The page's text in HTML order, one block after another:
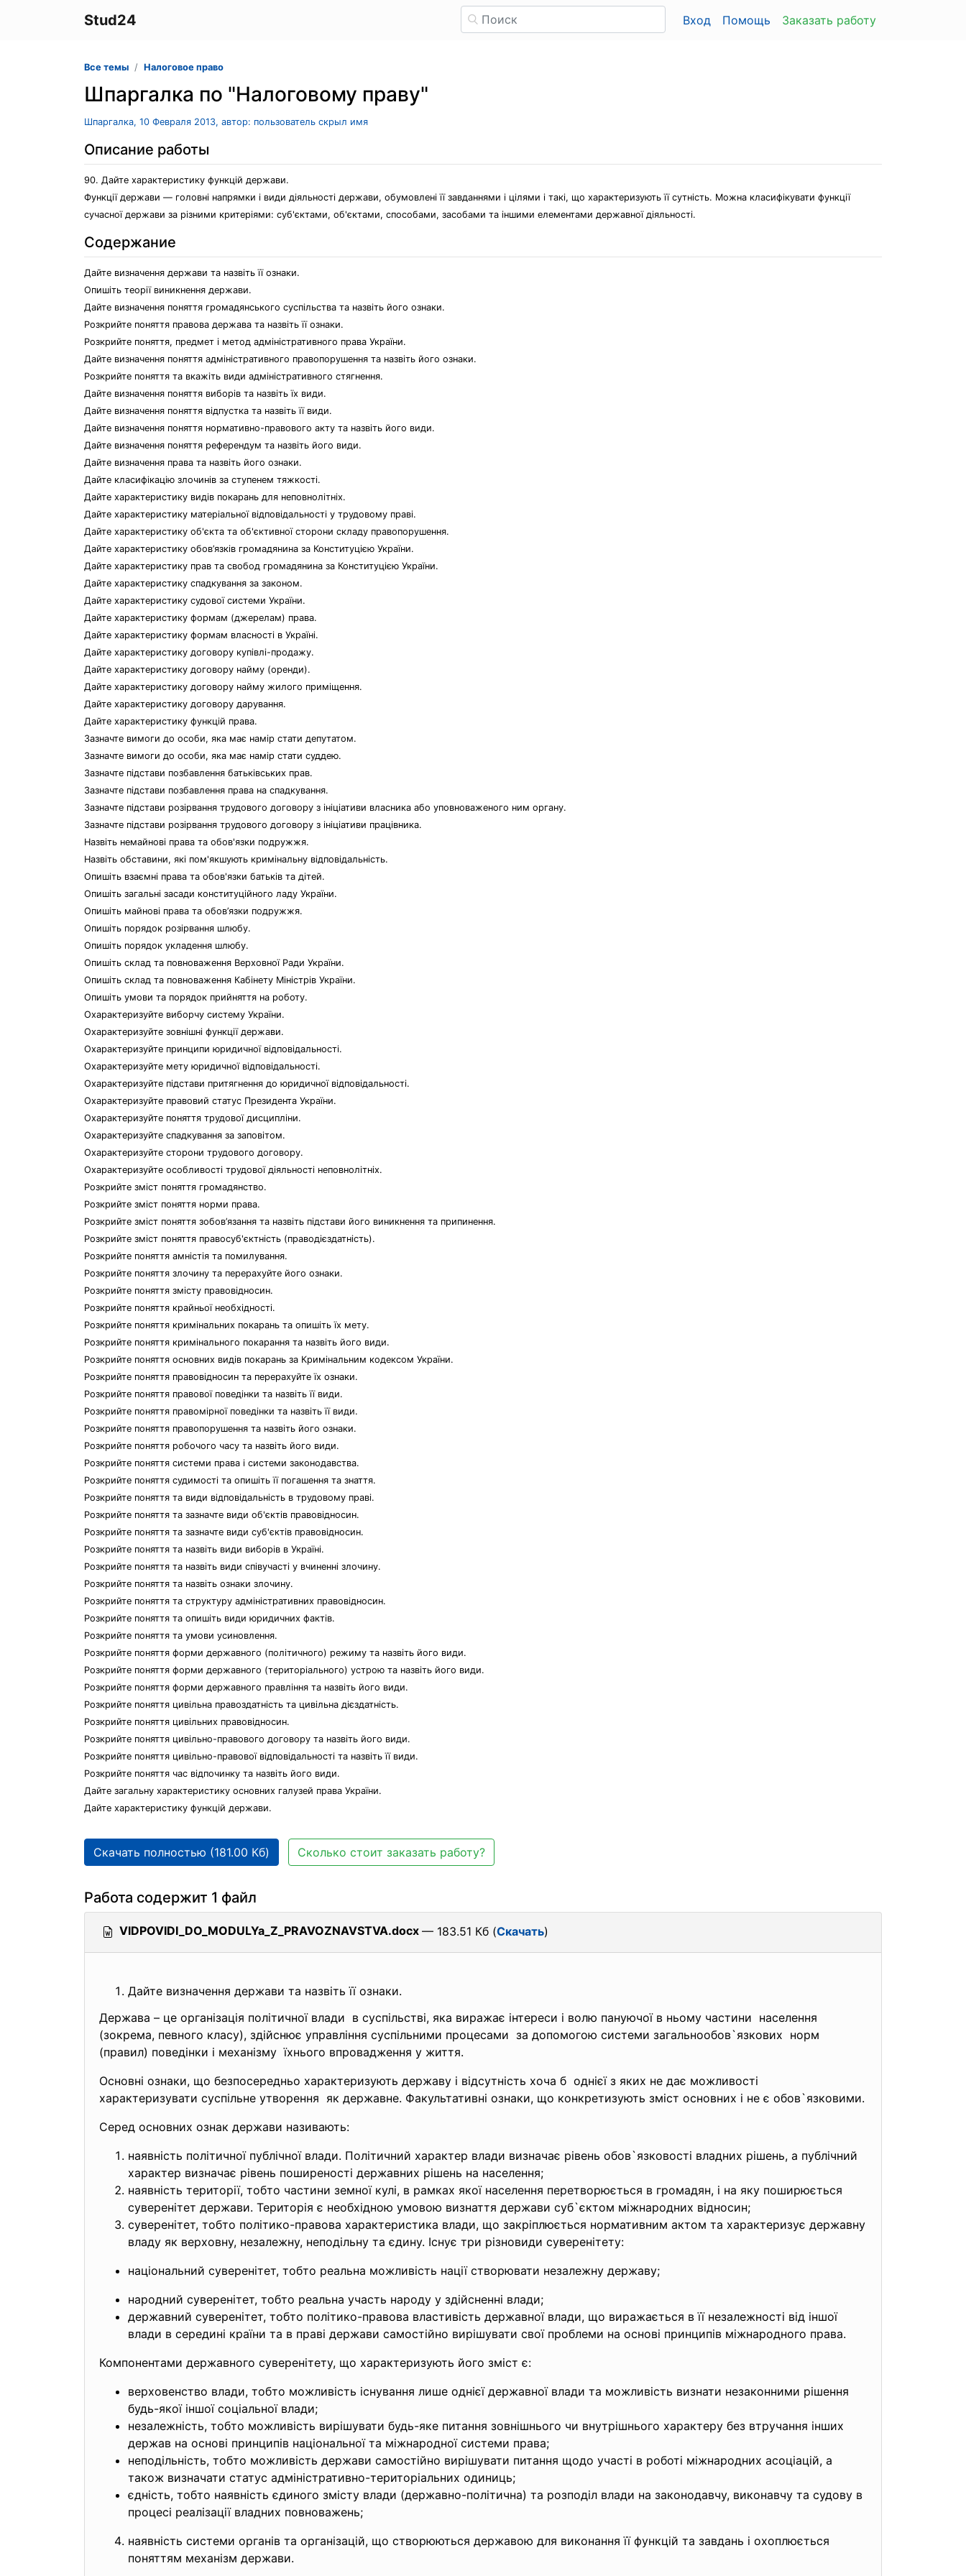
Stud24 Вход Помощь Заказать работу
Все темы Налоговое право
Шпаргалка по "Налоговому праву"
Шпаргалка, 10 Февраля 2013, автор: пользователь скрыл имя
Описание работы
90. Дайте характеристику функцій держави.
Функції держави — головні напрямки і види діяльності держави, обумовлені її завданнями і цілями і такі, що характеризують її сутність. Можна класифікувати функції
сучасної держави за різними критеріями: суб'єктами, об'єктами, способами, засобами та іншими елементами державної діяльності.
Содержание
Дайте визначення держави та назвіть її ознаки.
Опишіть теорії виникнення держави.
Дайте визначення поняття громадянського суспільства та назвіть його ознаки.
Розкрийте поняття правова держава та назвіть її ознаки.
Розкрийте поняття, предмет і метод адміністративного права України.
Дайте визначення поняття адміністративного правопорушення та назвіть його ознаки.
Розкрийте поняття та вкажіть види адміністративного стягнення.
Дайте визначення поняття виборів та назвіть їх види.
Дайте визначення поняття відпустка та назвіть її види.
Дайте визначення поняття нормативно-правового акту та назвіть його види.
Дайте визначення поняття референдум та назвіть його види.
Дайте визначення права та назвіть його ознаки.
Дайте класифікацію злочинів за ступенем тяжкості.
Дайте характеристику видів покарань для неповнолітніх.
Дайте характеристику матеріальної відповідальності у трудовому праві.
Дайте характеристику об'єкта та об'єктивної сторони складу правопорушення.
Дайте характеристику обов’язків громадянина за Конституцією України.
Дайте характеристику прав та свобод громадянина за Конституцією України.
Дайте характеристику спадкування за законом.
Дайте характеристику судової системи України.
Дайте характеристику формам (джерелам) права.
Дайте характеристику формам власності в Україні.
Дайте характеристику договору купівлі-продажу.
Дайте характеристику договору найму (оренди).
Дайте характеристику договору найму жилого приміщення.
Дайте характеристику договору дарування.
Дайте характеристику функцій права.
Зазначте вимоги до особи, яка має намір стати депутатом.
Зазначте вимоги до особи, яка має намір стати суддею.
Зазначте підстави позбавлення батьківських прав.
Зазначте підстави позбавлення права на спадкування.
Зазначте підстави розірвання трудового договору з ініціативи власника або уповноваженого ним органу.
Зазначте підстави розірвання трудового договору з ініціативи працівника.
Назвіть немайнові права та обов'язки подружжя.
Назвіть обставини, які пом'якшують кримінальну відповідальність.
Опишіть взаємні права та обов'язки батьків та дітей.
Опишіть загальні засади конституційного ладу України.
Опишіть майнові права та обов’язки подружжя.
Опишіть порядок розірвання шлюбу.
Опишіть порядок укладення шлюбу.
Опишіть склад та повноваження Верховної Ради України.
Опишіть склад та повноваження Кабінету Міністрів України.
Опишіть умови та порядок прийняття на роботу.
Охарактеризуйте виборчу систему України.
Охарактеризуйте зовнішні функції держави.
Охарактеризуйте принципи юридичної відповідальності.
Охарактеризуйте мету юридичної відповідальності.
Охарактеризуйте підстави притягнення до юридичної відповідальності.
Охарактеризуйте правовий статус Президента України.
Охарактеризуйте поняття трудової дисципліни.
Охарактеризуйте спадкування за заповітом.
Охарактеризуйте сторони трудового договору.
Охарактеризуйте особливості трудової діяльності неповнолітніх.
Розкрийте зміст поняття громадянство.
Розкрийте зміст поняття норми права.
Розкрийте зміст поняття зобов’язання та назвіть підстави його виникнення та припинення.
Розкрийте зміст поняття правосуб'єктність (праводієздатність).
Розкрийте поняття амністія та помилування.
Розкрийте поняття злочину та перерахуйте його ознаки.
Розкрийте поняття змісту правовідносин.
Розкрийте поняття крайньої необхідності.
Розкрийте поняття кримінальних покарань та опишіть їх мету.
Розкрийте поняття кримінального покарання та назвіть його види.
Розкрийте поняття основних видів покарань за Кримінальним кодексом України.
Розкрийте поняття правовідносин та перерахуйте їх ознаки.
Розкрийте поняття правової поведінки та назвіть її види.
Розкрийте поняття правомірної поведінки та назвіть її види.
Розкрийте поняття правопорушення та назвіть його ознаки.
Розкрийте поняття робочого часу та назвіть його види.
Розкрийте поняття системи права і системи законодавства.
Розкрийте поняття судимості та опишіть її погашення та знаття.
Розкрийте поняття та види відповідальність в трудовому праві.
Розкрийте поняття та зазначте види об'єктів правовідносин.
Розкрийте поняття та зазначте види суб'єктів правовідносин.
Розкрийте поняття та назвіть види виборів в Україні.
Розкрийте поняття та назвіть види співучасті у вчиненні злочину.
Розкрийте поняття та назвіть ознаки злочину.
Розкрийте поняття та структуру адміністративних правовідносин.
Розкрийте поняття та опишіть види юридичних фактів.
Розкрийте поняття та умови усиновлення.
Розкрийте поняття форми державного (політичного) режиму та назвіть його види.
Розкрийте поняття форми державного (територіального) устрою та назвіть його види.
Розкрийте поняття форми державного правління та назвіть його види.
Розкрийте поняття цивільна правоздатність та цивільна дієздатність.
Розкрийте поняття цивільних правовідносин.
Розкрийте поняття цивільно-правового договору та назвіть його види.
Розкрийте поняття цивільно-правової відповідальності та назвіть її види.
Розкрийте поняття час відпочинку та назвіть його види.
Дайте загальну характеристику основних галузей права України.
Дайте характеристику функцій держави.
Скачать полностью (181.00 Кб) Сколько стоит заказать работу?
Работа содержит 1 файл
VIDPOVIDI_DO_MODULYa_Z_PRAVOZNAVSTVA.docx — 183.51 Кб (Скачать)
Дайте визначення держави та назвіть її ознаки.
Держава – це організація політичної влади в суспільстві, яка виражає інтереси і волю пануючої в ньому частини населення
(зокрема, певного класу), здійснює управління суспільними процесами за допомогою системи загальнообов`язкових норм
(правил) поведінки і механізму їхнього впровадження у життя.
Основні ознаки, що безпосередньо характеризують державу і відсутність хоча б однієї з яких не дає можливості
характеризувати суспільне утворення як державне. Факультативні ознаки, що конкретизують зміст основних і не є обов`язковими.
Серед основних ознак держави називають:
наявність політичної публічної влади. Політичний характер влади визначає рівень обов`язковості владних рішень, а публічний
характер визначає рівень поширеності державних рішень на населення;
наявність території, тобто частини земної кулі, в рамках якої населення перетворюється в громадян, і на яку поширюється
суверенітет держави. Територія є необхідною умовою визнаття держави суб`єктом міжнародних відносин;
суверенітет, тобто політико-правова характеристика влади, що закріплюється нормативним актом та характеризує державну
владу як верховну, незалежну, неподільну та єдину. Існує три різновиди суверенітету:
національний суверенітет, тобто реальна можливість нації створювати незалежну державу;
народний суверенітет, тобто реальна участь народу у здійсненні влади;
державний суверенітет, тобто політико-правова властивість державної влади, що виражається в її незалежності від іншої
влади в середині країни та в праві держави самостійно вирішувати свої проблеми на основі принципів міжнародного права.
Компонентами державного суверенітету, що характеризують його зміст є:
верховенство влади, тобто можливість існування лише однієї державної влади та можливість визнати незаконними рішення
будь-якої іншої соціальної влади;
незалежність, тобто можливість вирішувати будь-яке питання зовнішнього чи внутрішнього характеру без втручання інших
держав на основі принципів національної та міжнародної системи права;
неподільність, тобто можливість держави самостійно вирішувати питання щодо участі в роботі міжнародних асоціацій, а
також визначати статус адміністративно-територіальних одиниць;
єдність, тобто наявність єдиного змісту влади (державно-політична) та розподіл влади на законодавчу, виконавчу та судову в
процесі реалізації владних повноважень;
наявність системи органів та організацій, що створюються державою для виконання її функцій та завдань і охоплюється
поняттям механізм держави.